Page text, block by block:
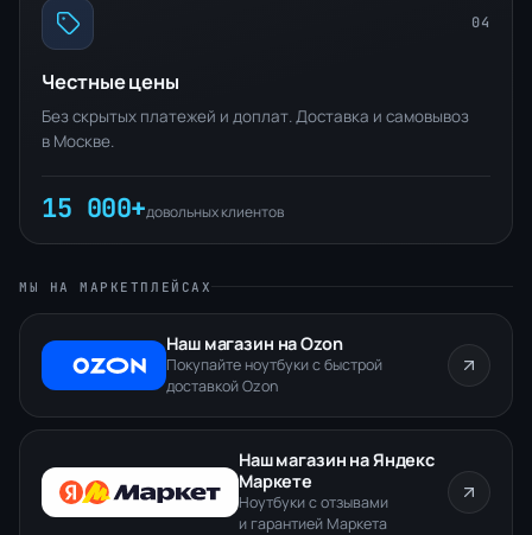
04
Честные цены
Без скрытых платежей и доплат. Доставка и самовывоз
в Москве.
15 000+довольных клиентов
МЫ НА МАРКЕТПЛЕЙСАХ
Наш магазин на Ozon
Покупайте ноутбуки с быстрой
доставкой Ozon
Наш магазин на Яндекс
Маркете
Ноутбуки с отзывами
и гарантией Маркета